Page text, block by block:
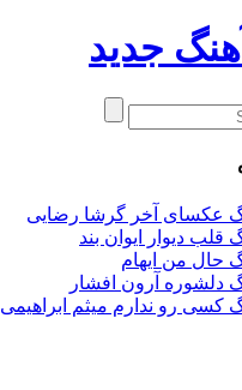
جدید
عکسای آخر گرشا رضایی
قلب دیوار ایوان بند
حال من ایهام
دلشوره آرون افشار
کسی رو ندارم میثم ابراهیمی